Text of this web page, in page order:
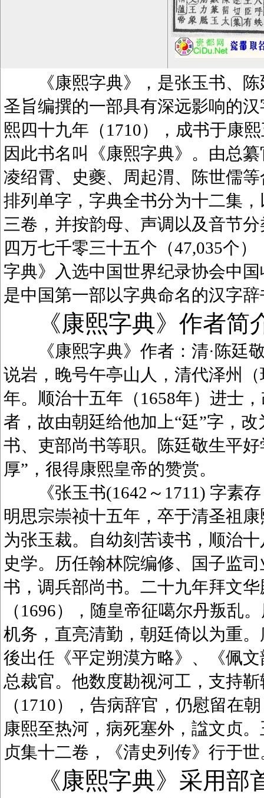
《康熙字典》，是张玉书、陈
圣旨编撰的一部具有深远影响的
熙四十九年（1710），成书于康
因此书名叫《康熙字典》。由总
凌绍霄、史夔、周起渭、陈世儒
排列单字，字典全书分为十二集
三卷，并按韵母、声调以及音节
四万七千零三十五个（47,035个
字典》入选中国世界纪录协会中
是中国第一部以字典命名的汉字辞
《康熙字典》作者简
《康熙字典》作者：清·陈廷敬
说岩，晚号午亭山人，清代泽州
年。顺治十五年（1658年）进士
者，故由朝廷给他加上“廷”字，
书、吏部尚书等职。陈廷敬生平
厚”，很得康熙皇帝的赞赏。
《张玉书(1642～1711) 字素存
明思宗崇祯十五年，卒于清圣祖
为张玉裁。自幼刻苦读书，顺治
史学。历任翰林院编修、国子监
书，调兵部尚书。二十九年拜文
（1696），随皇帝征噶尔丹叛乱
机务，直亮清勤，朝廷倚以为重
後出任《平定朔漠方略》、《佩
总裁官。他数度勘视河工，支持
（1710），告病辞官，仍慰留在
康熙至热河，病死塞外，諡文贞
贞集十二卷，《清史列传》行于世
《康熙字典》采用